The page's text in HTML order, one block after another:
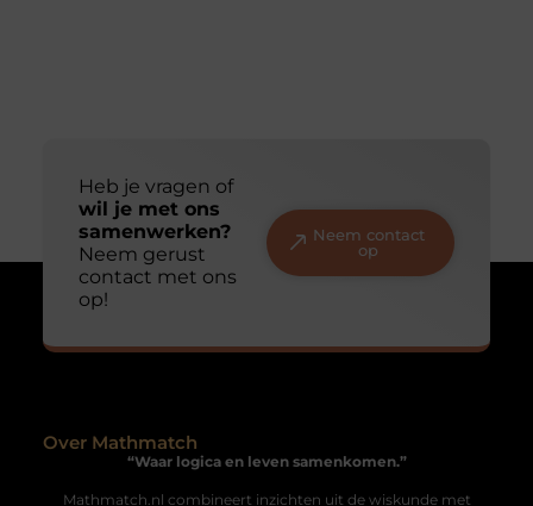
Uw privacy is voor ons van
groot belang.
Wonen in Leiden
In de provincie Zuid-Holland in Nederland ligt de mooie
stad Leiden. Leiden, gelegen in het westen van het land,
ligt